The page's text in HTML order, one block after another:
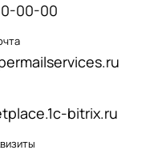
00-00
bitrix.ru